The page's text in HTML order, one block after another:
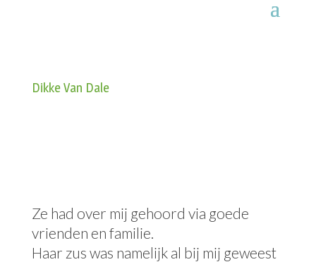
Dikke Van Dale
Ze had over mij gehoord via goede
vrienden en familie.
Haar zus was namelijk al bij mij geweest